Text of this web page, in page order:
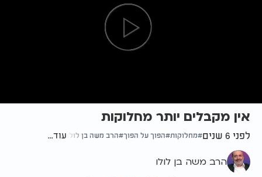
אין מקבלים יותר מחלוקות
לפני 6 שנים מחלוקות הפוך על הפוך הרב משה בן לולו עוד...
הרב משה בן לולו